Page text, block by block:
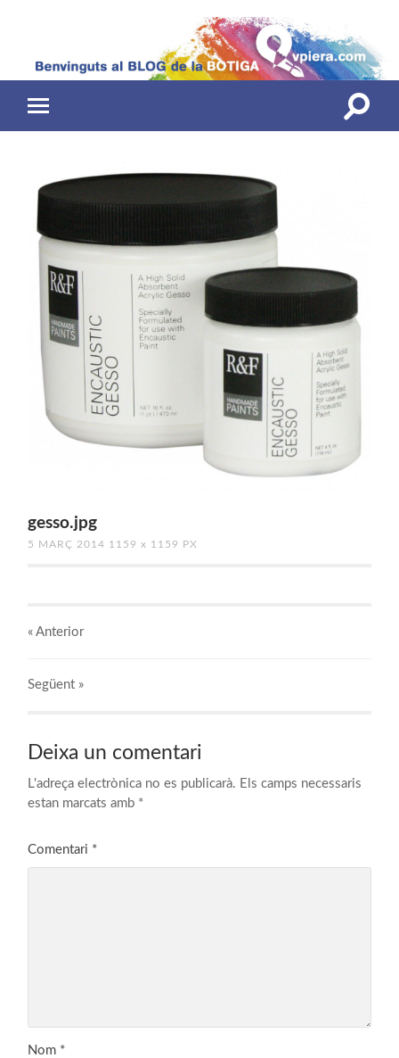
mobile
Toggle
gesso.jpg
5 MARÇ 2014 1159x 1159 PX
« Anterior
Següent »
Deixa un comentari
L'adreça electrònica no es publicarà. Els camps necessaris
estan marcats amb *
Comentari *
Nom *